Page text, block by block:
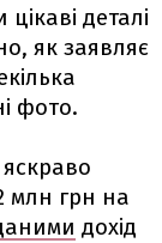
деталі
як заявляє
фото.
млн грн на
дохід